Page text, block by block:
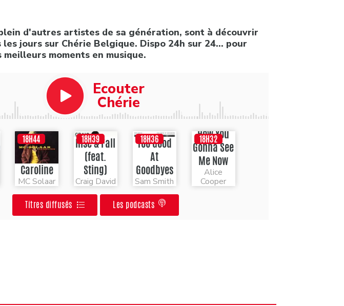
d'autres artistes de sa génération, sont à découvrir
jours sur Chérie Belgique. Dispo 24h sur 24... pour
meilleurs moments en musique.
Ecouter
Chérie
18H44
Caroline
MC Solaar
18H39
Rise & Fall
(feat.
Sting)
Craig David
18H36
Too Good
At
Goodbyes
Sam Smith
18H32
How You
Gonna See
Me Now
Alice
Cooper
Titres diffusés Les podcasts